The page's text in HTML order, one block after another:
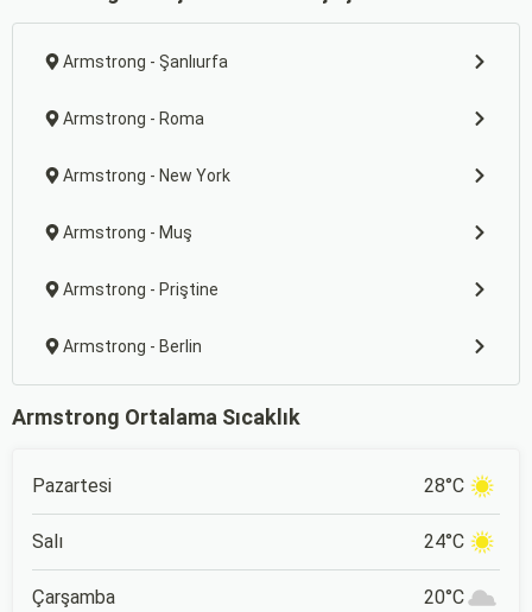
Armstrong - Şanlıurfa
Armstrong - Roma
Armstrong - New York
Armstrong - Muş
Armstrong - Priştine
Armstrong - Berlin
Armstrong Ortalama Sıcaklık
Pazartesi 28°C
Salı 24°C
Çarşamba 20°C